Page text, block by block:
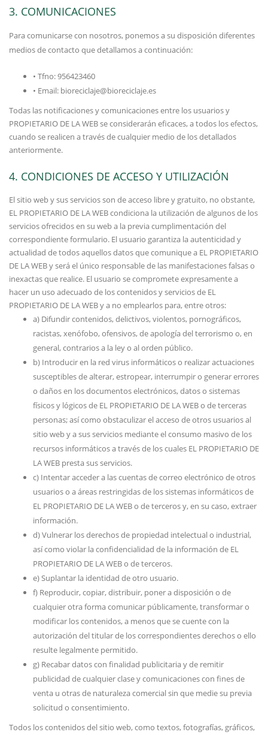
3. COMUNICACIONES
Para comunicarse con nosotros, ponemos a su disposición diferentes
medios de contacto que detallamos a continuación:
• Tfno: 956423460
• Email: bioreciclaje@bioreciclaje.es
Todas las notificaciones y comunicaciones entre los usuarios y
PROPIETARIO DE LA WEB se considerarán eficaces, a todos los efectos,
cuando se realicen a través de cualquier medio de los detallados
anteriormente.
4. CONDICIONES DE ACCESO Y UTILIZACIÓN
El sitio web y sus servicios son de acceso libre y gratuito, no obstante,
EL PROPIETARIO DE LA WEB condiciona la utilización de algunos de los
servicios ofrecidos en su web a la previa cumplimentación del
correspondiente formulario. El usuario garantiza la autenticidad y
actualidad de todos aquellos datos que comunique a EL PROPIETARIO
DE LA WEB y será el único responsable de las manifestaciones falsas o
inexactas que realice. El usuario se compromete expresamente a
hacer un uso adecuado de los contenidos y servicios de EL
PROPIETARIO DE LA WEB y a no emplearlos para, entre otros:
a) Difundir contenidos, delictivos, violentos, pornográficos,
racistas, xenófobo, ofensivos, de apología del terrorismo o, en
general, contrarios a la ley o al orden público.
b) Introducir en la red virus informáticos o realizar actuaciones
susceptibles de alterar, estropear, interrumpir o generar errores
o daños en los documentos electrónicos, datos o sistemas
físicos y lógicos de EL PROPIETARIO DE LA WEB o de terceras
personas; así como obstaculizar el acceso de otros usuarios al
sitio web y a sus servicios mediante el consumo masivo de los
recursos informáticos a través de los cuales EL PROPIETARIO DE
LA WEB presta sus servicios.
c) Intentar acceder a las cuentas de correo electrónico de otros
usuarios o a áreas restringidas de los sistemas informáticos de
EL PROPIETARIO DE LA WEB o de terceros y, en su caso, extraer
información.
d) Vulnerar los derechos de propiedad intelectual o industrial,
así como violar la confidencialidad de la información de EL
PROPIETARIO DE LA WEB o de terceros.
e) Suplantar la identidad de otro usuario.
f) Reproducir, copiar, distribuir, poner a disposición o de
cualquier otra forma comunicar públicamente, transformar o
modificar los contenidos, a menos que se cuente con la
autorización del titular de los correspondientes derechos o ello
resulte legalmente permitido.
g) Recabar datos con finalidad publicitaria y de remitir
publicidad de cualquier clase y comunicaciones con fines de
venta u otras de naturaleza comercial sin que medie su previa
solicitud o consentimiento.
Todos los contenidos del sitio web, como textos, fotografías, gráficos,